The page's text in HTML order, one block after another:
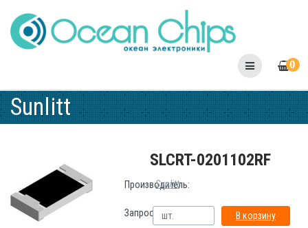
to
content
0
Sunlitt
SLCRT-0201102RF
Производитель:
Sunlitt
Запрос: В корзину